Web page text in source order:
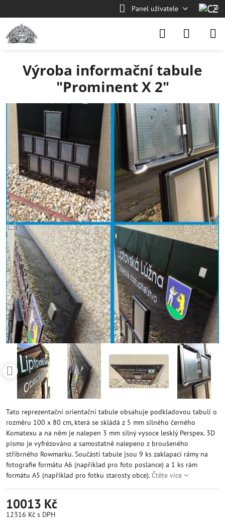
Panel uživatele
Výroba informační tabule
"Prominent X 2"
Tato reprezentační orientační tabule obsahuje podkladovou tabuli o
rozměru 100 x 80 cm, která se skládá z 5 mm silného černého
Komatexu a na něm je nalepen 3 mm silný vysoce lesklý Perspex. 3D
písmo je vyfrézováno a samostatně nalepeno z broušeného
stříbrného Rowmarku. Součástí tabule jsou 9 ks zaklapací rámy na
fotografie formátu A6 (například pro foto poslance) a 1 ks rám
formátu A5 (například pro fotku starosty obce).Čtěte více
10013 Kč
12316 Kč s DPH